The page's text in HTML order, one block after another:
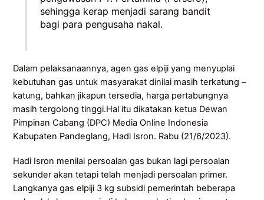
sehingga kerap menjadi sarang bandit
bagi para pengusaha nakal.
Dalam pelaksanaannya, agen gas elpiji yang menyuplai
kebutuhan gas untuk masyarakat dinilai masih terkatung –
katung, bahkan jikapun tersedia, harga pertabungnya
masih tergolong tinggi.Hal itu dikatakan ketua Dewan
Pimpinan Cabang (DPC) Media Online Indonesia
Kabupaten Pandeglang, Hadi Isron. Rabu (21/6/2023).
Hadi Isron menilai persoalan gas bukan lagi persoalan
sekunder akan tetapi telah menjadi persoalan primer.
Langkanya gas elpiji 3 kg subsidi pemerintah beberapa